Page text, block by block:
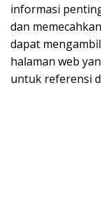
informasi
dan
dapat
halaman web
untuk referensi